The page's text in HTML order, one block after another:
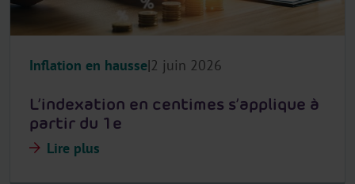
Inflation en hausse 2 juin 2026
L’indexation en centimes s’applique à
partir du 1e
Lire plus